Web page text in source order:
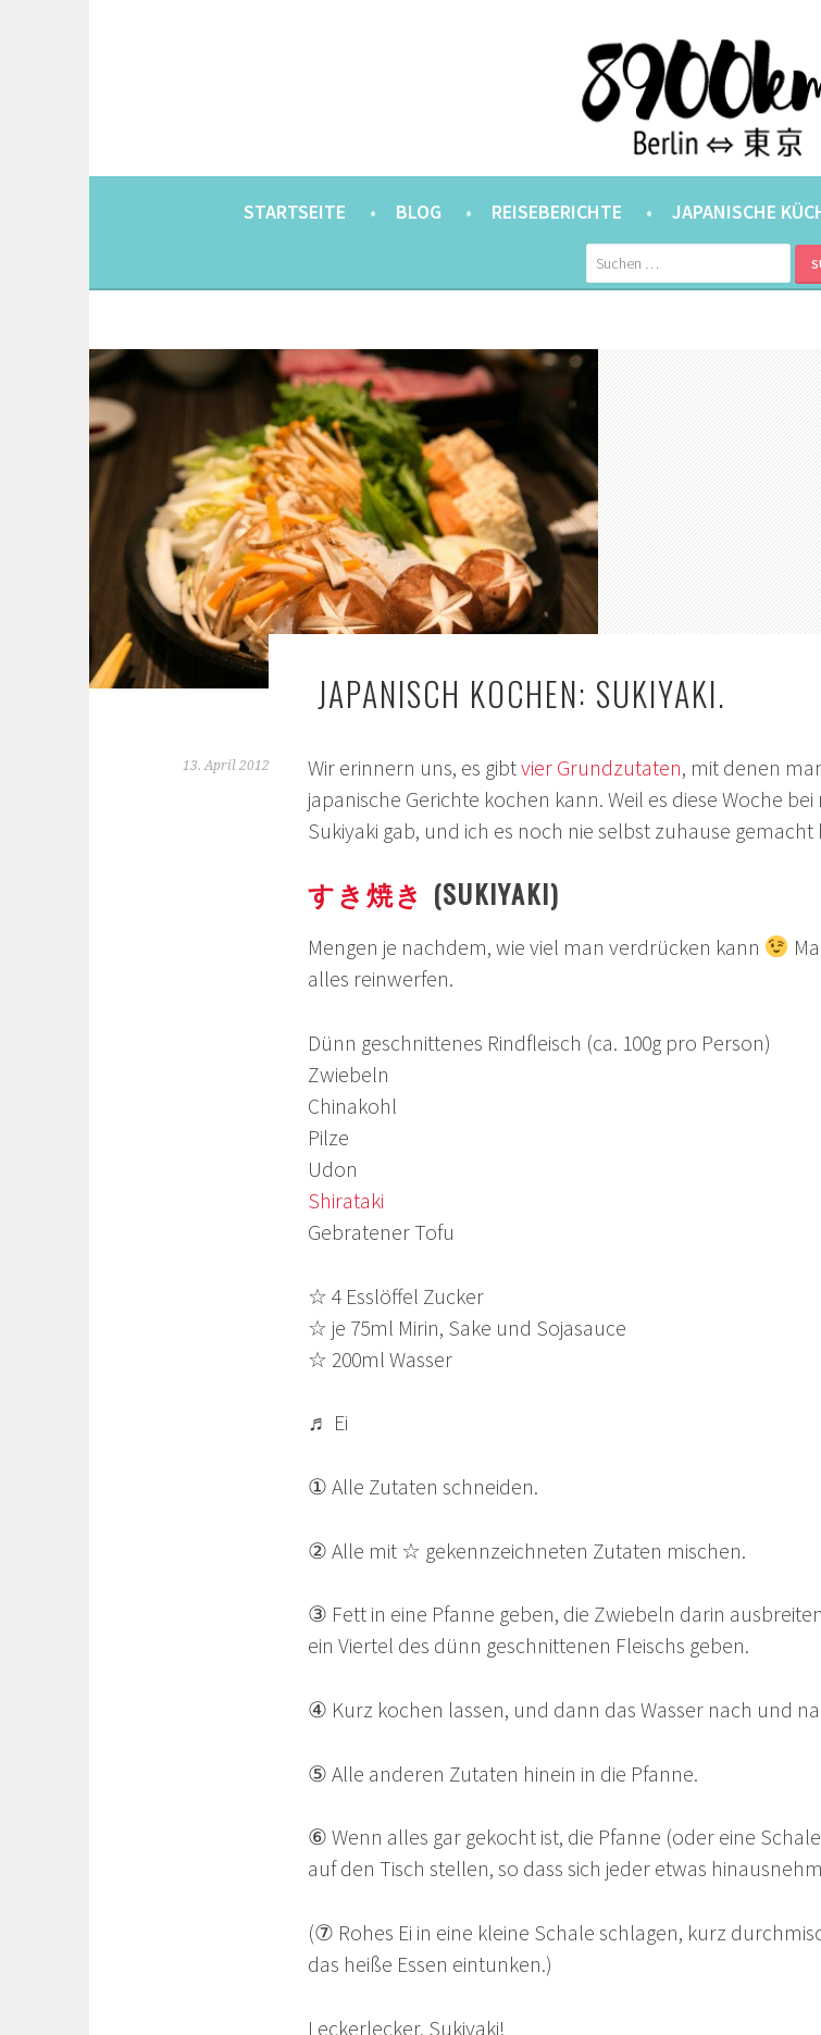
STARTSEITE BLOG REISEBERICHTE JAPANISCHE
Suchen
nach:
JAPANISCH KOCHEN: SUKIYAKI.
13. April 2012 Wir erinnern uns, es gibtvier Grundzutaten, mit denen
japanische Gerichte kochen kann. Weil es diese Woche
Sukiyaki gab, und ich es noch nie selbst zuhause gemacht
すき焼き (SUKIYAKI)
Mengen je nachdem, wie viel man verdrücken kann
alles reinwerfen.
Dünn geschnittenes Rindfleisch (ca. 100g pro Person)
Zwiebeln
Chinakohl
Pilze
Udon
Shirataki
Gebratener Tofu
☆ 4 Esslöffel Zucker
☆ je 75ml Mirin, Sake und Sojasauce
☆ 200ml Wasser
♬ Ei
① Alle Zutaten schneiden.
② Alle mit ☆ gekennzeichneten Zutaten mischen.
③ Fett in eine Pfanne geben, die Zwiebeln darin
ein Viertel des dünn geschnittenen Fleischs geben.
④ Kurz kochen lassen, und dann das Wasser nach und
⑤ Alle anderen Zutaten hinein in die Pfanne.
⑥ Wenn alles gar gekocht ist, die Pfanne (oder eine
auf den Tisch stellen, so dass sich jeder etwas
(⑦ Rohes Ei in eine kleine Schale schlagen, kurz
das heiße Essen eintunken.)
Leckerlecker, Sukiyaki!